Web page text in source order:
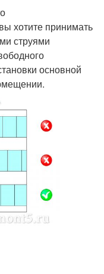
хотите принимать
струями
основной